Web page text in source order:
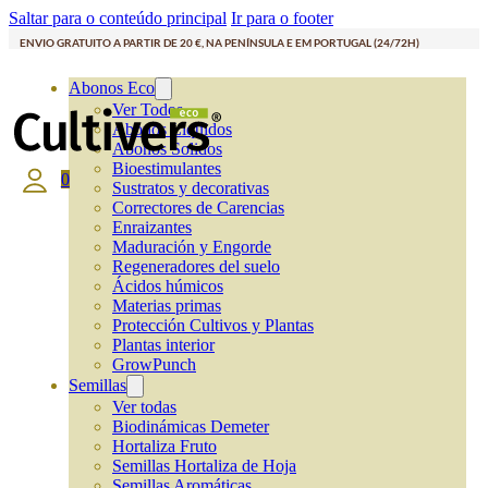
Saltar para o conteúdo principal Ir para o footer
ENVIO GRATUITO A PARTIR DE 20 €, NA PENÍNSULA E EM PORTUGAL (24/72H)
Abonos Eco
Ver Todos
Abonos Líquidos
Abonos Solidos
Bioestimulantes
Sustratos y decorativas
Correctores de Carencias
Enraizantes
Maduración y Engorde
Regeneradores del suelo
Ácidos húmicos
Materias primas
Protección Cultivos y Plantas
Plantas interior
GrowPunch
Semillas
Ver todas
Biodinámicas Demeter
Hortaliza Fruto
Semillas Hortaliza de Hoja
0